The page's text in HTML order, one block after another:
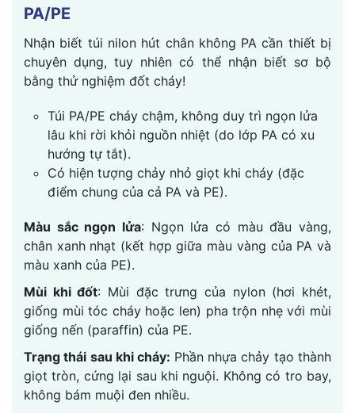
PA/PE
Nhận biết túi nilon hút chân không PA cần thiết bị
chuyên dụng, tuy nhiên có thể nhận biết sơ bộ
bằng thử nghiệm đốt cháy!
Túi PA/PE cháy chậm, không duy trì ngọn lửa
lâu khi rời khỏi nguồn nhiệt (do lớp PA có xu
hướng tự tắt).
Có hiện tượng chảy nhỏ giọt khi cháy (đặc
điểm chung của cả PA và PE).
Màu sắc ngọn lửa: Ngọn lửa có màu đầu vàng,
chân xanh nhạt (kết hợp giữa màu vàng của PA và
màu xanh của PE).
Mùi khi đốt: Mùi đặc trưng của nylon (hơi khét,
giống mùi tóc cháy hoặc len) pha trộn nhẹ với mùi
giống nến (paraffin) của PE.
Trạng thái sau khi cháy: Phần nhựa chảy tạo thành
giọt tròn, cứng lại sau khi nguội. Không có tro bay,
không bám muội đen nhiều.